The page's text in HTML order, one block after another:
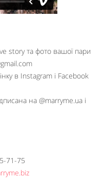
story та фото вашої пари
в Instagram і Facebook
на @marryme.ua і
71-75